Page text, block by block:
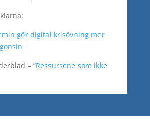
gör digital krisövning mer
– ”Ressursene som ikke